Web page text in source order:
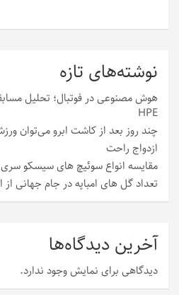
نوشته‌های تازه
هوش مصنوعی در فوتبال؛ تحلیل
HPE
چند روز بعد از کاشت ابرو می‌توان
ازدواج راحت
مقایسه انواع سوئیچ های سیسکو سری 9300
تعداد گل های امباپه در جام جهانی
آخرین دیدگاه‌ها
دیدگاهی برای نمایش وجود ندارد.